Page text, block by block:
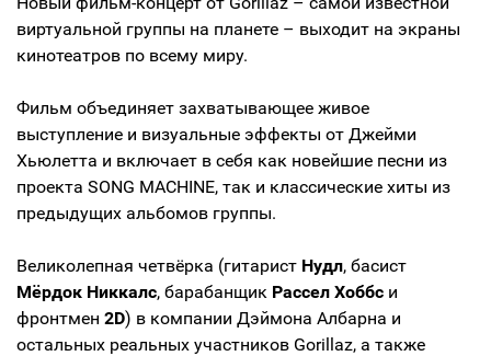
виртуальной группы на планете – выходит на экраны
кинотеатров по всему миру.
Фильм объединяет захватывающее живое
выступление и визуальные эффекты от Джейми
Хьюлетта и включает в себя как новейшие песни из
проекта SONG MACHINE, так и классические хиты из
предыдущих альбомов группы.
Великолепная четвёрка (гитарист Нудл, басист
Мёрдок Никкалс, барабанщик Рассел Хоббс и
фронтмен 2D) в компании Дэймона Албарна и
остальных реальных участников Gorillaz, а также